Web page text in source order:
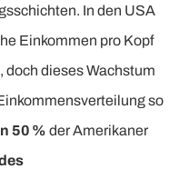
In den USA
Einkommen pro Kopf
doch dieses Wachstum
so
50 % der Amerikaner